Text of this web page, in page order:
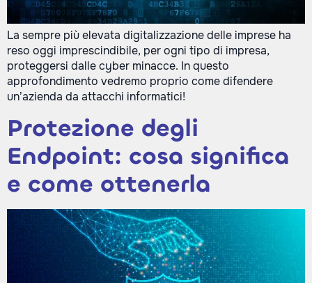
La sempre più elevata digitalizzazione delle imprese ha
reso oggi imprescindibile, per ogni tipo di impresa,
proteggersi dalle cyber minacce. In questo
approfondimento vedremo proprio come difendere
un’azienda da attacchi informatici!
Protezione degli
Endpoint: cosa significa
e come ottenerla